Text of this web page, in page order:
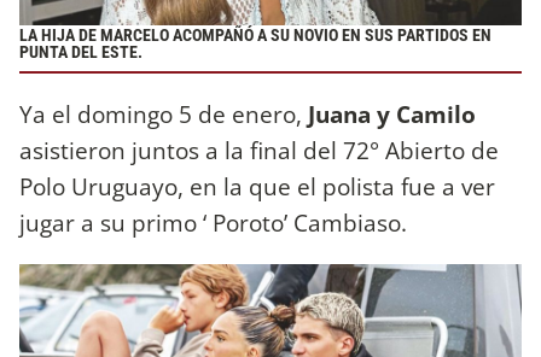
LA HIJA DE MARCELO ACOMPAÑÓ A SU NOVIO EN SUS PARTIDOS EN
PUNTA DEL ESTE.
Ya el domingo 5 de enero, Juana y Camilo
asistieron juntos a la final del 72° Abierto de
Polo Uruguayo, en la que el polista fue a ver
jugar a su primo ‘ Poroto’ Cambiaso.